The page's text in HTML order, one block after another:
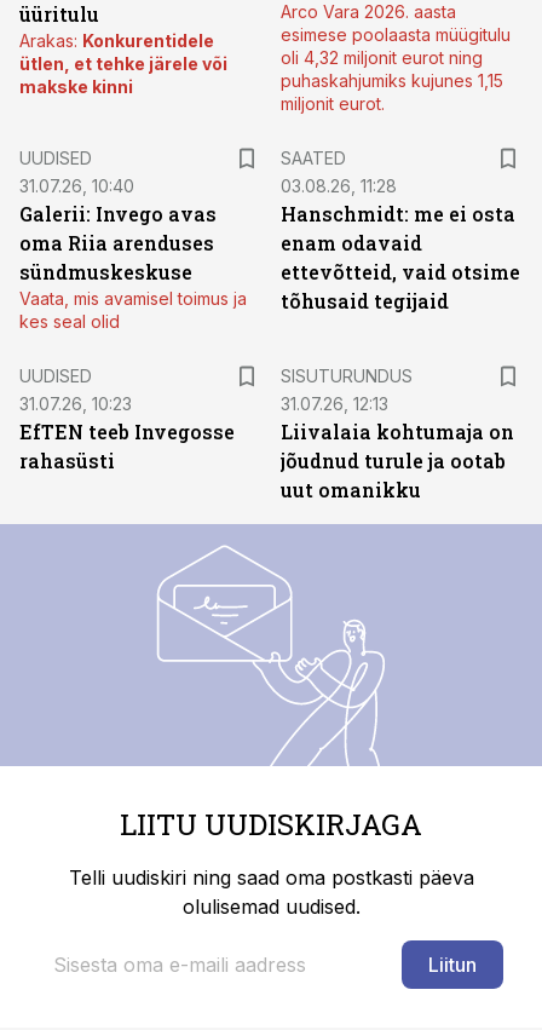
üüritulu
Arakas: Konkurentidele
ütlen, et tehke järele või
makske kinni
Arco Vara 2026. aasta
esimese poolaasta müügitulu
oli 4,32 miljonit eurot ning
puhaskahjumiks kujunes 1,15
miljonit eurot.
UUDISED
31.07.26, 10:40
Galerii: Invego avas
oma Riia arenduses
sündmuskeskuse
Vaata, mis avamisel toimus ja
kes seal olid
SAATED
03.08.26, 11:28
Hanschmidt: me ei osta
enam odavaid
ettevõtteid, vaid otsime
tõhusaid tegijaid
UUDISED
31.07.26, 10:23
EfTEN teeb Invegosse
rahasüsti
SISUTURUNDUS
31.07.26, 12:13
Liivalaia kohtumaja on
jõudnud turule ja ootab
uut omanikku
LIITU UUDISKIRJAGA
Telli uudiskiri ning saad oma postkasti päeva
olulisemad uudised.
Liitun